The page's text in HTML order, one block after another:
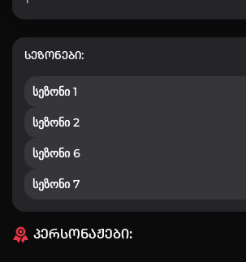
სეზონები:
სეზონი 1
სეზონი 2
სეზონი 6
სეზონი 7
პერსონაჟები: